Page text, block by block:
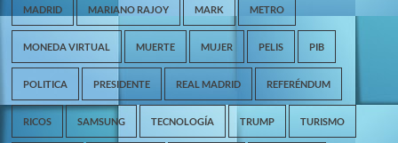
MADRID MARIANO RAJOY MARK METRO
MONEDA VIRTUAL MUERTE MUJER PELIS PIB
POLITICA PRESIDENTE REAL MADRID REFERÉNDUM
RICOS SAMSUNG TECNOLOGÍA TRUMP TURISMO